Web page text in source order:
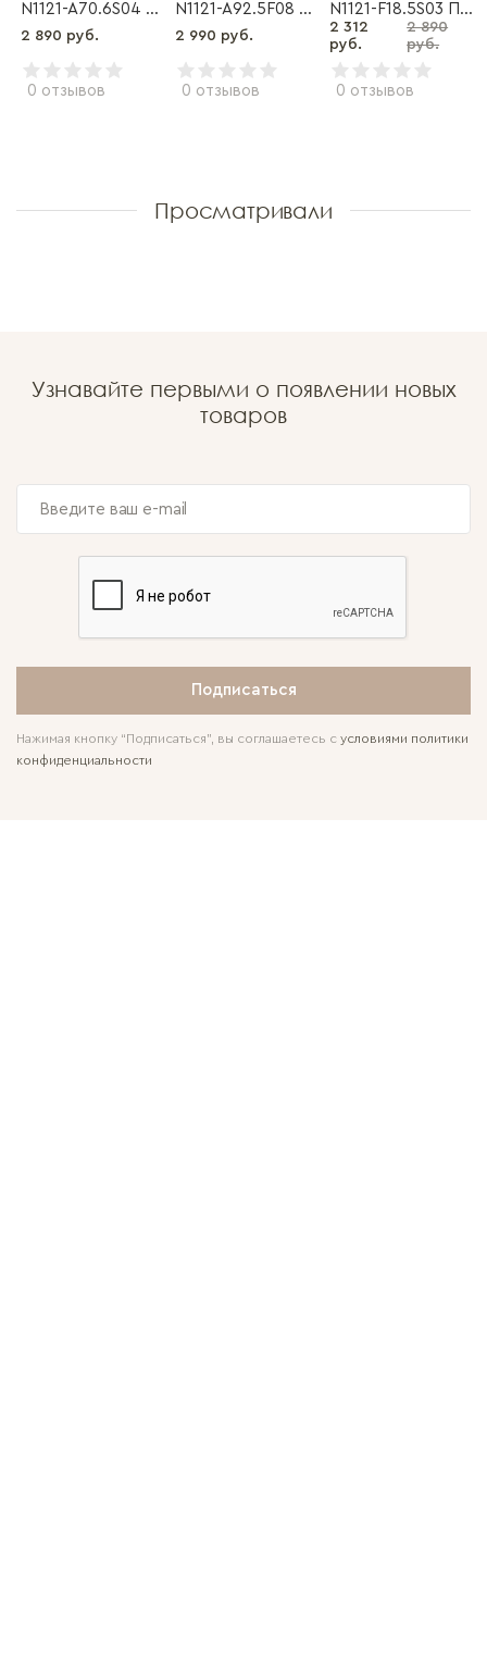
N1121-A70.6S04 Платье
2 890 руб.
0 отзывов
N1121-A92.5F08 Платье
2 990 руб.
0 отзывов
N1121-F18.5S03 Платье
2 312
руб.
2 890
руб.
0 отзывов
Просматривали
Узнавайте первыми о появлении новых
товаров
Подписаться
Нажимая кнопку “Подписаться”, вы соглашаетесь с условиями политики
конфиденциальности